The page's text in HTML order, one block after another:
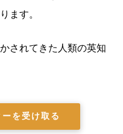
ます。
されてきた人類の英知
を受け取る